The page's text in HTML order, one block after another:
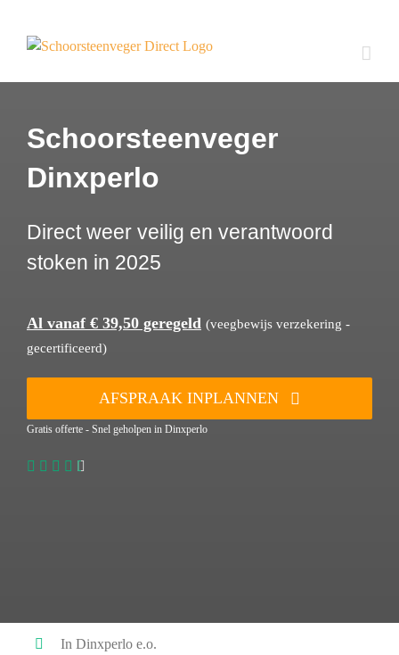
inhoud
Schoorsteenveger
Dinxperlo
Direct weer veilig en verantwoord
stoken in 2025
Al vanaf € 39,50 geregeld (veegbewijs verzekering -
gecertificeerd)
AFSPRAAK INPLANNEN
Gratis offerte - Snel geholpen in Dinxperlo
In Dinxperlo e.o.